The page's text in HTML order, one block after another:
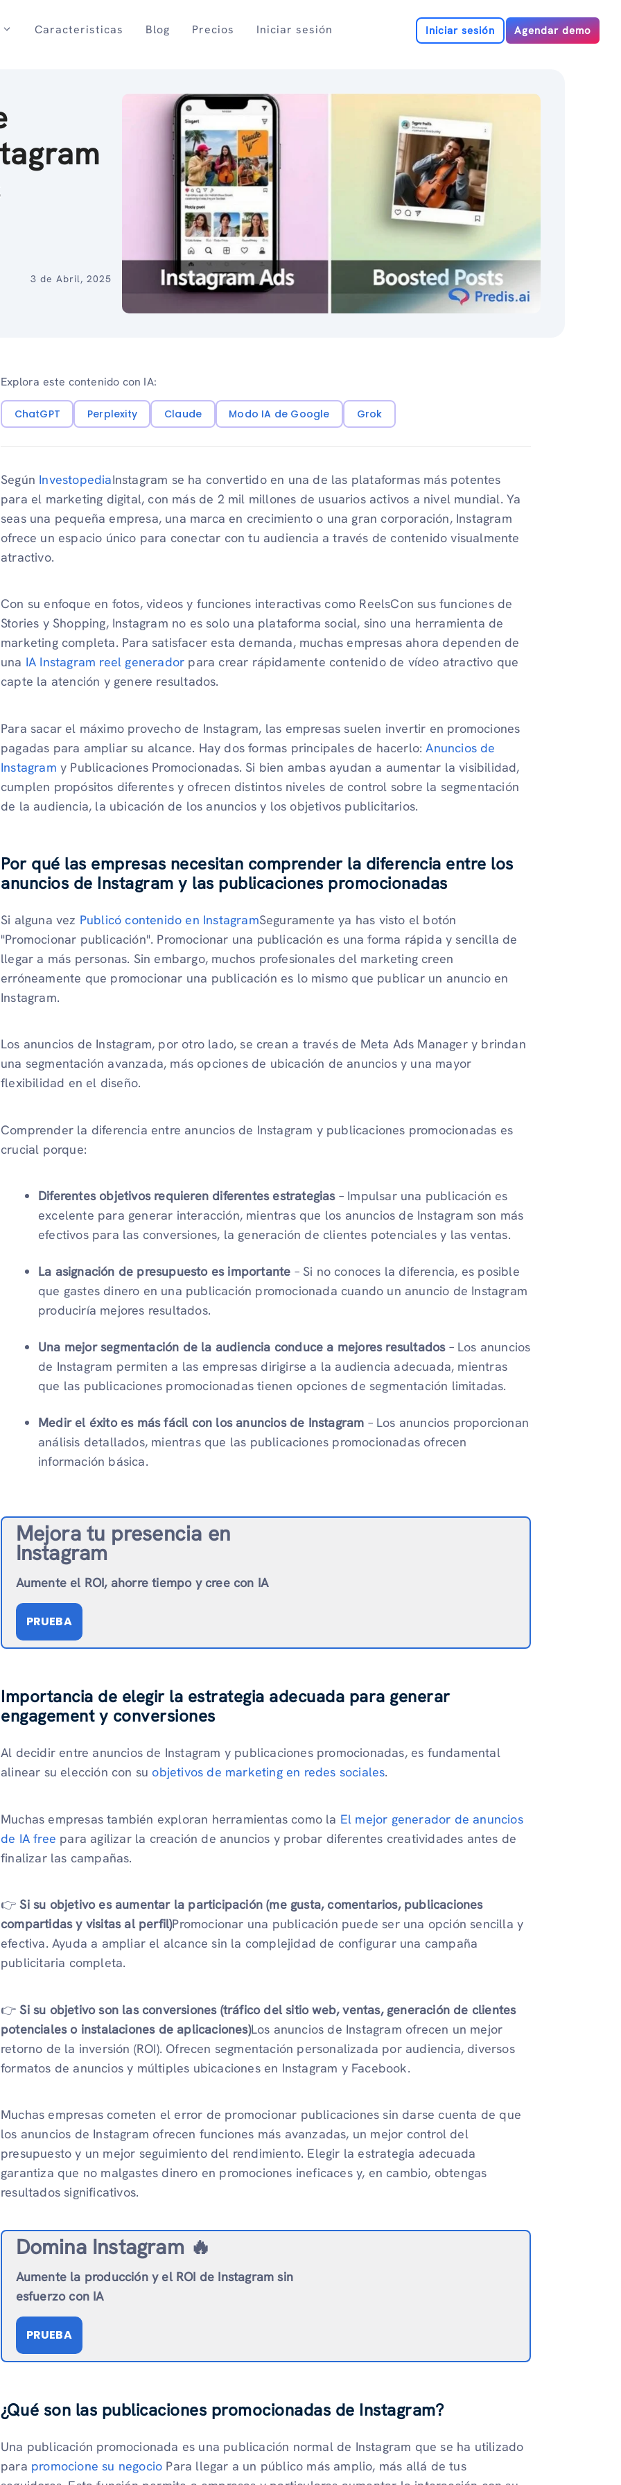
Caracteristicas Blog Precios Iniciar sesión Iniciar sesión Agendar demo
3 de Abril, 2025
Explora este contenido con IA:
ChatGPT Perplexity Claude Modo IA de Google Grok
Según InvestopediaInstagram se ha convertido en una de las plataformas más potentes
para el marketing digital, con más de 2 mil millones de usuarios activos a nivel mundial. Ya
seas una pequeña empresa, una marca en crecimiento o una gran corporación, Instagram
ofrece un espacio único para conectar con tu audiencia a través de contenido visualmente
atractivo.
Con su enfoque en fotos, videos y funciones interactivas como ReelsCon sus funciones de
Stories y Shopping, Instagram no es solo una plataforma social, sino una herramienta de
marketing completa. Para satisfacer esta demanda, muchas empresas ahora dependen de
una IA Instagram reel generador para crear rápidamente contenido de vídeo atractivo que
capte la atención y genere resultados.
Para sacar el máximo provecho de Instagram, las empresas suelen invertir en promociones
pagadas para ampliar su alcance. Hay dos formas principales de hacerlo:Anuncios de
Instagram y Publicaciones Promocionadas. Si bien ambas ayudan a aumentar la visibilidad,
cumplen propósitos diferentes y ofrecen distintos niveles de control sobre la segmentación
de la audiencia, la ubicación de los anuncios y los objetivos publicitarios.
Por qué las empresas necesitan comprender la diferencia entre los
anuncios de Instagram y las publicaciones promocionadas
Si alguna vez Publicó contenido en InstagramSeguramente ya has visto el botón
"Promocionar publicación". Promocionar una publicación es una forma rápida y sencilla de
llegar a más personas. Sin embargo, muchos profesionales del marketing creen
erróneamente que promocionar una publicación es lo mismo que publicar un anuncio en
Instagram.
Los anuncios de Instagram, por otro lado, se crean a través de Meta Ads Manager y brindan
una segmentación avanzada, más opciones de ubicación de anuncios y una mayor
flexibilidad en el diseño.
Comprender la diferencia entre anuncios de Instagram y publicaciones promocionadas es
crucial porque:
Diferentes objetivos requieren diferentes estrategias– Impulsar una publicación es
excelente para generar interacción, mientras que los anuncios de Instagram son más
efectivos para las conversiones, la generación de clientes potenciales y las ventas.
La asignación de presupuesto es importante – Si no conoces la diferencia, es posible
que gastes dinero en una publicación promocionada cuando un anuncio de Instagram
produciría mejores resultados.
Una mejor segmentación de la audiencia conduce a mejores resultados– Los anuncios
de Instagram permiten a las empresas dirigirse a la audiencia adecuada, mientras
que las publicaciones promocionadas tienen opciones de segmentación limitadas.
Medir el éxito es más fácil con los anuncios de Instagram – Los anuncios proporcionan
análisis detallados, mientras que las publicaciones promocionadas ofrecen
información básica.
Mejora tu presencia en
Instagram
Aumente el ROI, ahorre tiempo y cree con IA
PRUEBA
Importancia de elegir la estrategia adecuada para generar
engagement y conversiones
Al decidir entre anuncios de Instagram y publicaciones promocionadas, es fundamental
alinear su elección con su objetivos de marketing en redes sociales.
Muchas empresas también exploran herramientas como la El mejor generador de anuncios
de IA free para agilizar la creación de anuncios y probar diferentes creatividades antes de
finalizar las campañas.
👉Si su objetivo es aumentar la participación (me gusta, comentarios, publicaciones
compartidas y visitas al perfil)Promocionar una publicación puede ser una opción sencilla y
efectiva. Ayuda a ampliar el alcance sin la complejidad de configurar una campaña
publicitaria completa.
👉Si su objetivo son las conversiones (tráfico del sitio web, ventas, generación de clientes
potenciales o instalaciones de aplicaciones)Los anuncios de Instagram ofrecen un mejor
retorno de la inversión (ROI). Ofrecen segmentación personalizada por audiencia, diversos
formatos de anuncios y múltiples ubicaciones en Instagram y Facebook.
Muchas empresas cometen el error de promocionar publicaciones sin darse cuenta de que
los anuncios de Instagram ofrecen funciones más avanzadas, un mejor control del
presupuesto y un mejor seguimiento del rendimiento. Elegir la estrategia adecuada
garantiza que no malgastes dinero en promociones ineficaces y, en cambio, obtengas
resultados significativos.
Domina Instagram 🔥
Aumente la producción y el ROI de Instagram sin
esfuerzo con IA
PRUEBA
¿Qué son las publicaciones promocionadas de Instagram?
Una publicación promocionada es una publicación normal de Instagram que se ha utilizado
para promocione su negocio Para llegar a un público más amplio, más allá de tus